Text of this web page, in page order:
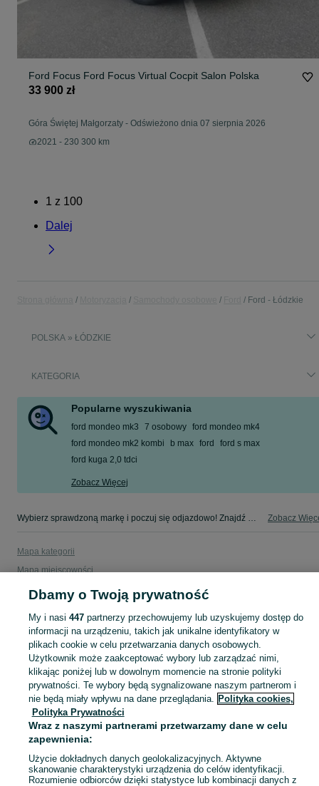
Ford Focus Ford Focus Virtual Cocpit Salon Polska
33 900 zł
Góra Świętej Małgorzaty - Odświeżono dnia 07 sierpnia 2026
2021 - 230 300 km
1 z 100
Dalej
Ford - Łódzkie
POLSKA » ŁÓDZKIE
KATEGORIA
Popularne wyszukiwania
ford mondeo mk3 7 osobowy ford mondeo mk4
ford mondeo mk2 kombi
b max ford
ford s max
ford kuga 2,0 tdci
Zobacz Więcej
Wybierz sprawdzoną markę i poczuj się odjazdowo! Znajdź wymarzony samochód w kategorii Ford na OLX - Łódzkie i okolice! Zobacz
Mapa kategorii
Mapa miejscowości
Mapa ministron
Dbamy o Twoją prywatność
My i nasi 447partnerzy przechowujemy lub uzyskujemy dostęp do
informacji na urządzeniu, takich jak unikalne identyfikatory w
plikach cookie w celu przetwarzania danych osobowych.
Użytkownik może zaakceptować wybory lub zarządzać nimi,
klikając poniżej lub w dowolnym momencie na stronie polityki
prywatności. Te wybory będą sygnalizowane naszym partnerom i
nie będą miały wpływu na dane przeglądania. Polityka cookies,
Polityka Prywatności
Wraz z naszymi partnerami przetwarzamy dane w celu
zapewnienia:
Użycie dokładnych danych geolokalizacyjnych. Aktywne
skanowanie charakterystyki urządzenia do celów identyfikacji.
Rozumienie odbiorców dzięki statystyce lub kombinacji danych z